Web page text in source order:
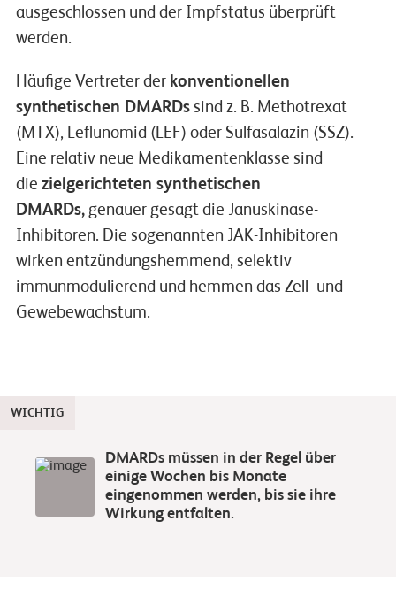
ausgeschlossen und der Impfstatus überprüft
werden.
Häufige Vertreter der konventionellen
synthetischen DMARDssind z. B. Methotrexat
(MTX), Leflunomid (LEF) oder Sulfasalazin (SSZ).
Eine relativ neue Medikamentenklasse sind
die zielgerichteten synthetischen
DMARDs,genauer gesagt die Januskinase-
Inhibitoren. Die sogenannten JAK-Inhibitoren
wirken entzündungshemmend, selektiv
immunmodulierend und hemmen das Zell- und
Gewebewachstum.
WICHTIG
DMARDs müssen in der Regel über
einige Wochen bis Monate
eingenommen werden, bis sie ihre
Wirkung entfalten.